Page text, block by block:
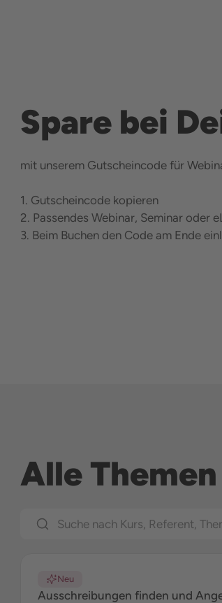
Spare bei
mit unserem Gutscheincode für
1. Gutscheincode kopieren
2. Passendes Webinar, Seminar oder
3. Beim Buchen den Code am Ende
Alle
Neu
Ausschreibungen finden und